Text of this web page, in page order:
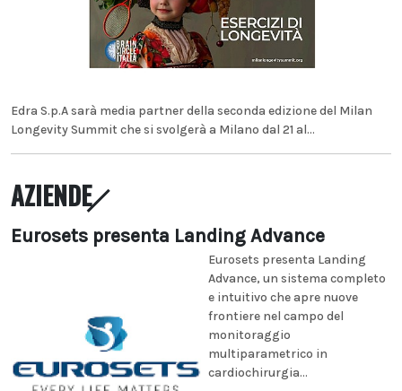
Edra S.p.A sarà media partner della seconda edizione del Milan
Longevity Summit che si svolgerà a Milano dal 21 al...
AZIENDE
Eurosets presenta Landing Advance
Eurosets presenta Landing
Advance, un sistema completo
e intuitivo che apre nuove
frontiere nel campo del
monitoraggio
multiparametrico in
cardiochirurgia...